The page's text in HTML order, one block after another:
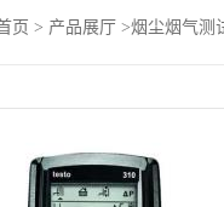
页 > 产品展厅 >烟尘烟气测